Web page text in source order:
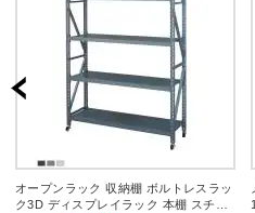
オープンラック 収納棚 ボルトレスラッ
ク3D ディスプレイラック 本棚 スチー